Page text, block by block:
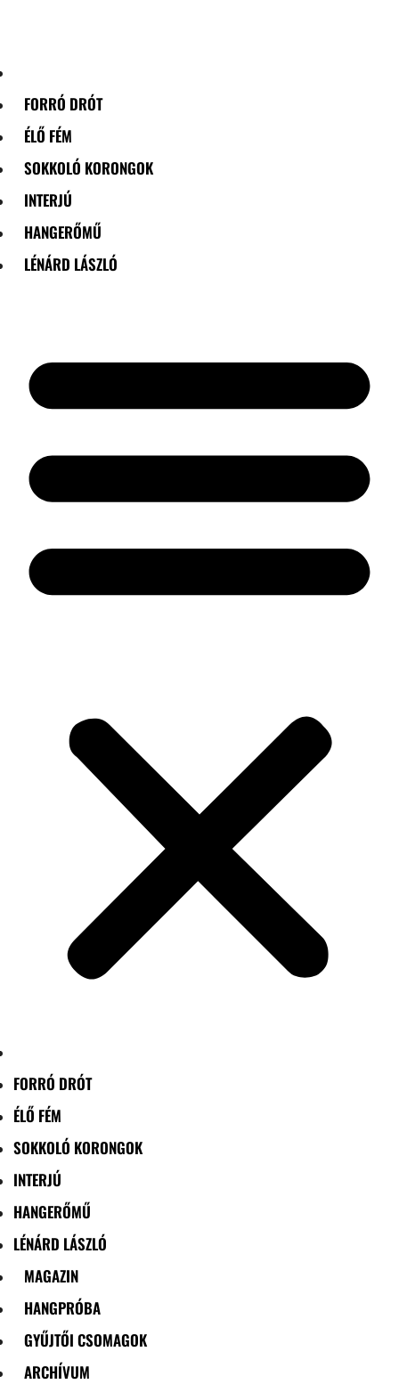
FORRÓ DRÓT
ÉLŐ FÉM
SOKKOLÓ KORONGOK
INTERJÚ
HANGERŐMŰ
LÉNÁRD LÁSZLÓ
FORRÓ DRÓT
ÉLŐ FÉM
SOKKOLÓ KORONGOK
INTERJÚ
HANGERŐMŰ
LÉNÁRD LÁSZLÓ
MAGAZIN
HANGPRÓBA
GYŰJTŐI CSOMAGOK
ARCHÍVUM